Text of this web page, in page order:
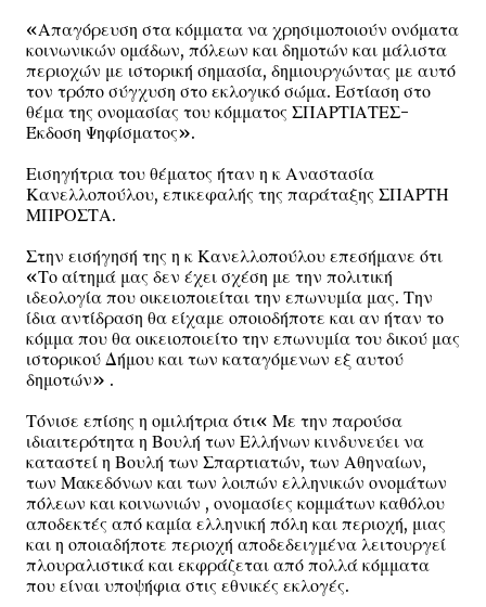
«Απαγόρευση στα κόμματα να χρησιμοποιούν ονόματα
κοινωνικών ομάδων, πόλεων και δημοτών και μάλιστα
περιοχών με ιστορική σημασία, δημιουργώντας με αυτό
τον τρόπο σύγχυση στο εκλογικό σώμα. Εστίαση στο
θέμα της ονομασίας του κόμματος ΣΠΑΡΤΙΑΤΕΣ-
Έκδοση Ψηφίσματος».
Εισηγήτρια του θέματος ήταν η κ Αναστασία
Κανελλοπούλου, επικεφαλής της παράταξης ΣΠΑΡΤΗ
ΜΠΡΟΣΤΑ.
Στην εισήγησή της η κ Κανελλοπούλου επεσήμανε ότι
«Το αίτημά μας δεν έχει σχέση με την πολιτική
ιδεολογία που οικειοποιείται την επωνυμία μας. Την
ίδια αντίδραση θα είχαμε οποιοδήποτε και αν ήταν το
κόμμα που θα οικειοποιείτο την επωνυμία του δικού μας
ιστορικού Δήμου και των καταγόμενων εξ αυτού
δημοτών» .
Τόνισε επίσης η ομιλήτρια ότι« Με την παρούσα
ιδιαιτερότητα η Βουλή των Ελλήνων κινδυνεύει να
καταστεί η Βουλή των Σπαρτιατών, των Αθηναίων,
των Μακεδόνων και των λοιπών ελληνικών ονομάτων
πόλεων και κοινωνιών , ονομασίες κομμάτων καθόλου
αποδεκτές από καμία ελληνική πόλη και περιοχή, μιας
και η οποιαδήποτε περιοχή αποδεδειγμένα λειτουργεί
πλουραλιστικά και εκφράζεται από πολλά κόμματα
που είναι υποψήφια στις εθνικές εκλογές.